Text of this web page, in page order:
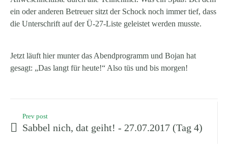
ein oder anderen Betreuer sitzt der Schock noch immer tief, dass
die Unterschrift auf der Ü-27-Liste geleistet werden musste.
Jetzt läuft hier munter das Abendprogramm und Bojan hat
gesagt: „Das langt für heute!“ Also tüs und bis morgen!
Prev post
Sabbel nich, dat geiht! - 27.07.2017 (Tag 4)